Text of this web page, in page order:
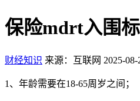
保险mdrt入围
财经知识 来源：互联网 2025-
1、年龄需要在18-65周岁之间；